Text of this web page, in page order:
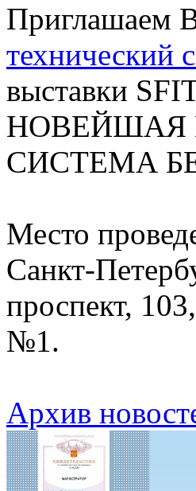
Приглашаем
технический
выставки
НОВЕЙШАЯ
СИСТЕМА
Место
Санкт-
проспект,
№1.
Архив